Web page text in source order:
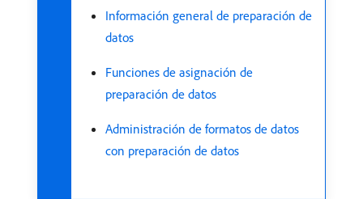
Información general de preparación de
datos
Funciones de asignación de
preparación de datos
Administración de formatos de datos
con preparación de datos